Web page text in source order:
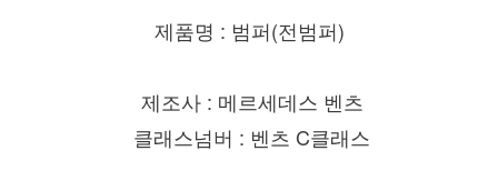
제품명 : 범퍼(전범퍼)
제조사 : 메르세데스 벤츠
클래스넘버 : 벤츠 C클래스